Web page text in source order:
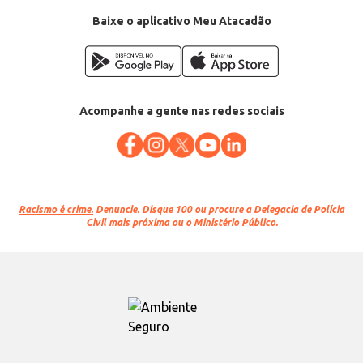
Baixe o aplicativo Meu Atacadão
Acompanhe a gente nas redes sociais
Racismo é crime. Denuncie. Disque 100 ou procure a Delegacia de Polícia
Civil mais próxima ou o Ministério Público.